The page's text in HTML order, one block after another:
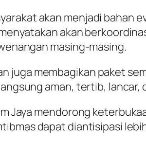
akan menjadi bahan
akan
masing-masing.
juga membagikan paket
aman, tertib, lancar,
Jaya mendorong
dapat diantisipasi